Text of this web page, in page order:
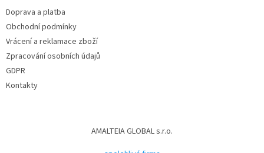
Doprava a platba
Obchodní podmínky
Vrácení a reklamace zboží
Zpracování osobních údajů
GDPR
Kontakty
AMALTEIA GLOBAL s.r.o.